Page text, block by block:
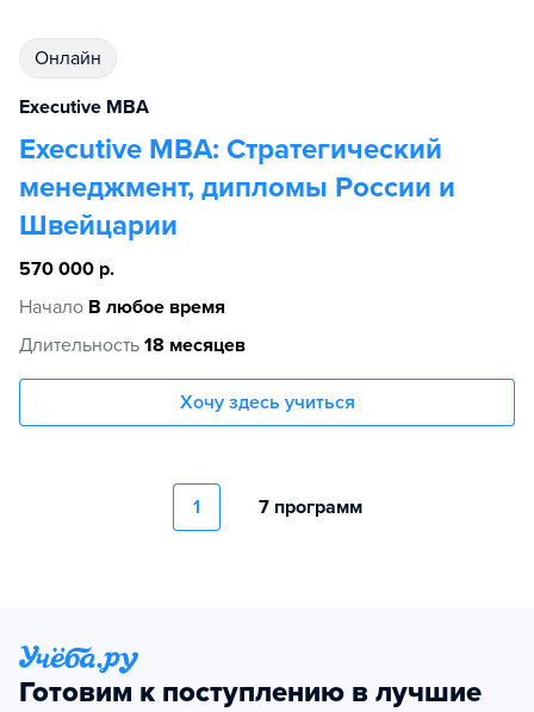
Онлайн
Executive MBA
Executive MBA: Стратегический
менеджмент, дипломы России и
Швейцарии
570 000 р.
Начало В любое время
Длительность 18 месяцев
Хочу здесь учиться
1 7 программ
Готовим к поступлению в лучшие